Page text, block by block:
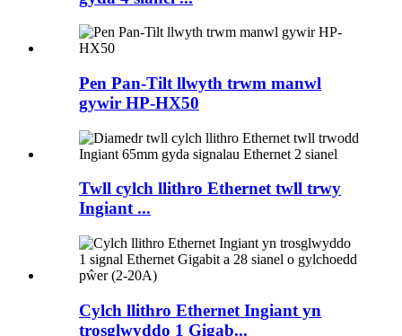
Pen Pan-Tilt llwyth trwm manwl
gywir HP-HX50
Twll cylch llithro Ethernet twll trwy
Ingiant ...
Cylch llithro Ethernet Ingiant yn
trosglwyddo 1 Gigab...